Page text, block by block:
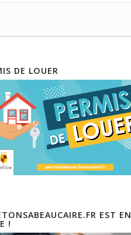
DE LOUER
EST EN
!